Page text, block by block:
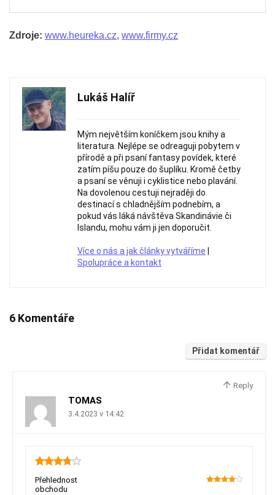
Zdroje: www.heureka.cz, www.firmy.cz
Lukáš Halíř
Mým největším koníčkem jsou knihy a
literatura. Nejlépe se odreaguji pobytem v
přírodě a při psaní fantasy povídek, které
zatím píšu pouze do šuplíku. Kromě četby
a psaní se věnuji i cyklistice nebo plavání.
Na dovolenou cestuji nejraději do
destinací s chladnějším podnebím, a
pokud vás láká návštěva Skandinávie či
Islandu, mohu vám ji jen doporučit.
Více o nás a jak články vytváříme
Spolupráce a kontakt
6 Komentáře
Přidat komentář
Reply
TOMAS
3.4.2023 v 14:42
3.8
Přehlednost
obchodu